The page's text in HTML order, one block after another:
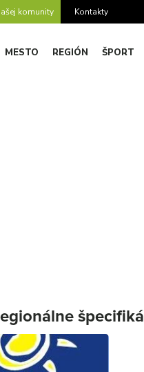
komunity Kontakty
MESTO REGIÓN ŠPORT
špecifiká